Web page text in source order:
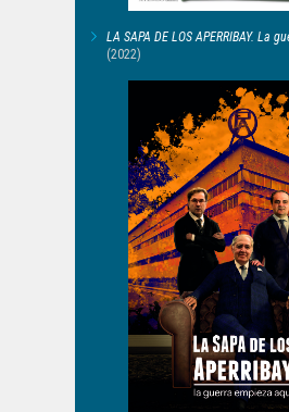
LA SAPA DE LOS APERRIBAY. La
(2022)